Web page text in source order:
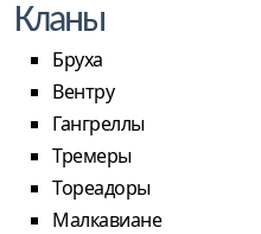
Кланы
Бруха
Вентру
Гангреллы
Тремеры
Тореадоры
Малкавиане